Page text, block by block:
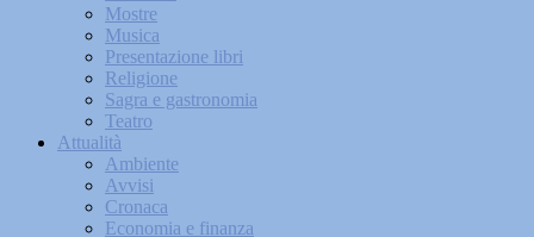
Mostre
Musica
Presentazione libri
Religione
Sagra e gastronomia
Teatro
Attualità
Ambiente
Avvisi
Cronaca
Economia e finanza